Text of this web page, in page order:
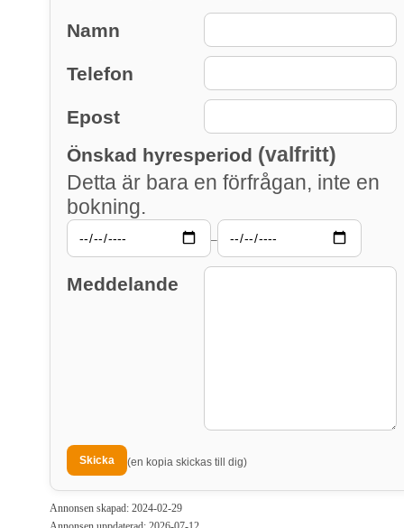
Namn
Telefon
Epost
Önskad hyresperiod (valfritt)
Detta är bara en förfrågan, inte en
bokning.
–
Meddelande
(en kopia skickas till dig)
Annonsen skapad: 2024-02-29